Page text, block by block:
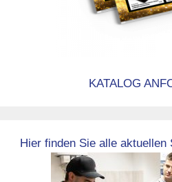
KATALOG
Hier finden Sie alle aktuellen